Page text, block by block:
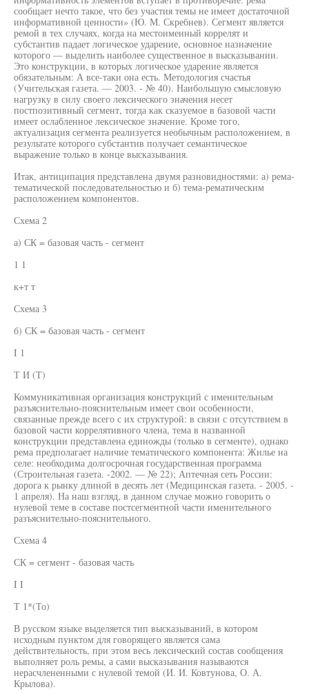
сообщает нечто такое, что без участия темы не имеет достаточной
информативной ценности» (Ю. М. Скребнев). Сегмент является
ремой в тех случаях, когда на местоименный коррелят и
субстантив падает логическое ударение, основное назначение
которого — выделить наиболее существенное в высказывании.
Это конструкции, в которых логическое ударение является
обязательным: А все-таки она есть. Методология счастья
(Учительская газета. — 2003. - № 40). Наибольшую смысловую
нагрузку в силу своего лексического значения несет
постпозитивный сегмент, тогда как сказуемое в базовой части
имеет ослабленное лексическое значение. Кроме того,
актуализация сегмента реализуется необычным расположением, в
результате которого субстантив получает семантическое
выражение только в конце высказывания.
Итак, антиципация представлена двумя разновидностями: а) рема-
тематической последовательностью и б) тема-рематическим
расположением компонентов.
Схема 2
а) СК = базовая часть - сегмент
1 1
к+т т
Схема 3
б) СК = базовая часть - сегмент
I 1
Т И (Т)
Коммуникативная организация конструкций с именительным
разъяснительно-пояснительным имеет свои особенности,
связанные прежде всего с их структурой: в связи с отсутствием в
базовой части коррелятивного члена, тема в названной
конструкции представлена единожды (только в сегменте), однако
рема предполагает наличие тематического компонента: Жилье на
селе: необходима долгосрочная государственная программа
(Строительная газета. -2002. — № 22); Аптечная сеть России:
дорога к рынку длиной в десять лет (Медицинская газета. - 2005. -
1 апреля). На наш взгляд, в данном случае можно говорить о
нулевой теме в составе постсегментной части именительного
разъяснительно-пояснительного.
Схема 4
СК = сегмент - базовая часть
I I
Т 1*(То)
В русском языке выделяется тип высказываний, в котором
исходным пунктом для говорящего является сама
действительность, при этом весь лексический состав сообщения
выполняет роль ремы, а сами высказывания называются
нерасчлененными с нулевой темой (И. И. Ковтунова, О. А.
Крылова).